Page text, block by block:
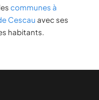
communes à
Cescau avec ses
habitants.